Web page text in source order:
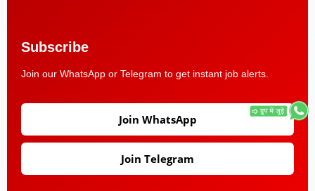
Subscribe
Join our WhatsApp or Telegram to get instant job alerts.
Join WhatsApp
Join Telegram